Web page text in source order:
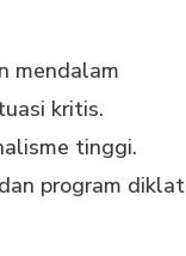
mendalam
kritis.
tinggi.
dan program diklat